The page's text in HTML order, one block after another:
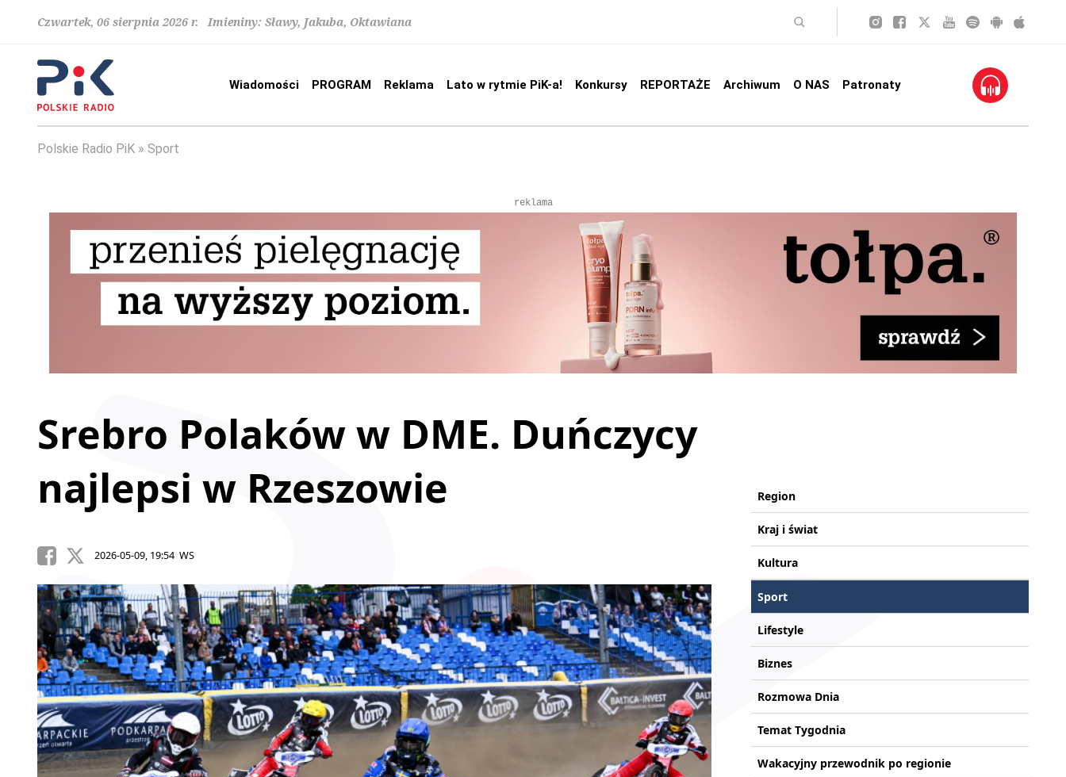
Czwartek, 06 sierpnia 2026 r. Imieniny: Sławy, Jakuba, Oktawiana
Wiadomości PROGRAM Reklama Lato w rytmie PiK-a! Konkursy REPORTAŻE Archiwum O NAS Patronaty
Polskie Radio PiK Sport
reklama
Srebro Polaków w DME. Duńczycy
najlepsi w Rzeszowie
2026-05-09, 19:54 WS
Region
Kraj i świat
Kultura
Sport
Lifestyle
Biznes
Rozmowa Dnia
Temat Tygodnia
Wakacyjny przewodnik po regionie